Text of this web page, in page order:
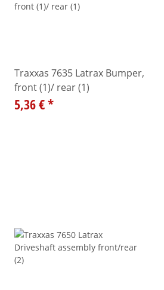
Traxxas 7635 Latrax Bumper,
front (1)/ rear (1)
5,36 €*